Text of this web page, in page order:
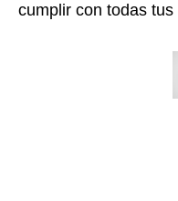
cumplir con todas